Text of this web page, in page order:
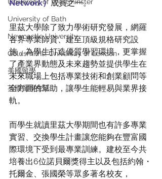
University of Bath
Newcastle University
Goldsmiths, University of London
美國留學
英國留學生活
Network） 成員之一。
里茲大學除了致力學術研究發展，網羅
各界專業師資、建至頂級規格研究設
施，為學生打造優質學習環境，更掌握
了產業界動態及未來趨勢並提供學生在
未來職場上包括專業技術和創業顧問等
全方面的幫助，讓學生能輕易與業界接
軌。
而學生就讀里茲大學期間也有許多專業
實習、交換學生計畫讓您能夠在豐富國
際環境下受到最專業訓練。建校至今共
培養出6位諾貝爾獎得主以及包括約翰・
托爾金、張國榮等眾多著名校友，